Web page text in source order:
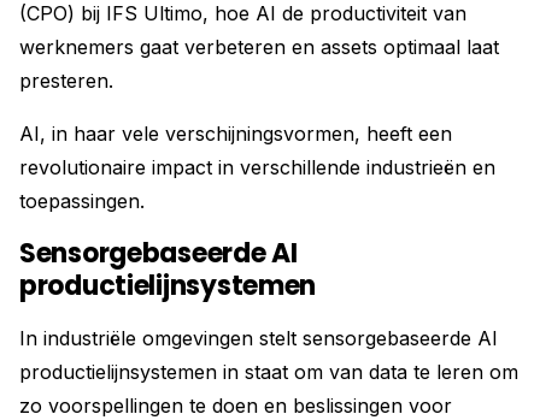
(CPO) bij IFS Ultimo, hoe AI de productiviteit van
werknemers gaat verbeteren en assets optimaal laat
presteren.
AI, in haar vele verschijningsvormen, heeft een
revolutionaire impact in verschillende industrieën en
toepassingen.
Sensorgebaseerde AI
productielijnsystemen
In industriële omgevingen stelt sensorgebaseerde AI
productielijnsystemen in staat om van data te leren om
zo voorspellingen te doen en beslissingen voor